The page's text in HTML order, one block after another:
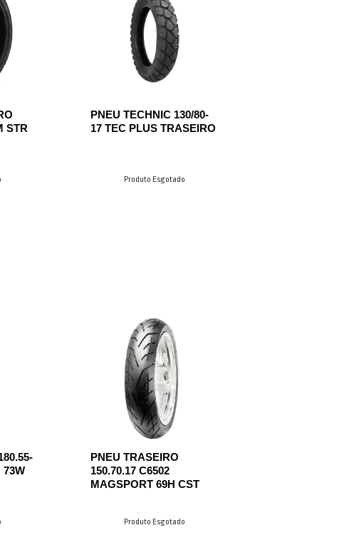
STR
PNEU TECHNIC 130/80-
17 TEC PLUS TRASEIRO
Produto Esgotado
73W
PNEU TRASEIRO
150.70.17 C6502
MAGSPORT 69H CST
Produto Esgotado